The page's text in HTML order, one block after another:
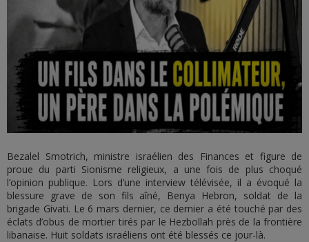
Bezalel Smotrich, ministre israélien des Finances et figure de
proue du parti Sionisme religieux, a une fois de plus choqué
l’opinion publique. Lors d’une interview télévisée, il a évoqué la
blessure grave de son fils aîné, Benya Hebron, soldat de la
brigade Givati. Le 6 mars dernier, ce dernier a été touché par des
éclats d’obus de mortier tirés par le Hezbollah près de la frontière
libanaise. Huit soldats israéliens ont été blessés ce jour-là.